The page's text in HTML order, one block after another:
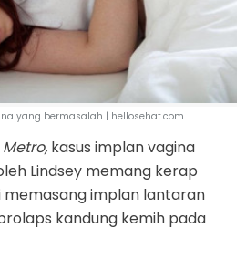
yang bermasalah | hellosehat.com
Metro, kasus implan vagina
Lindsey memang kerap
memasang implan lantaran
kandung kemih pada